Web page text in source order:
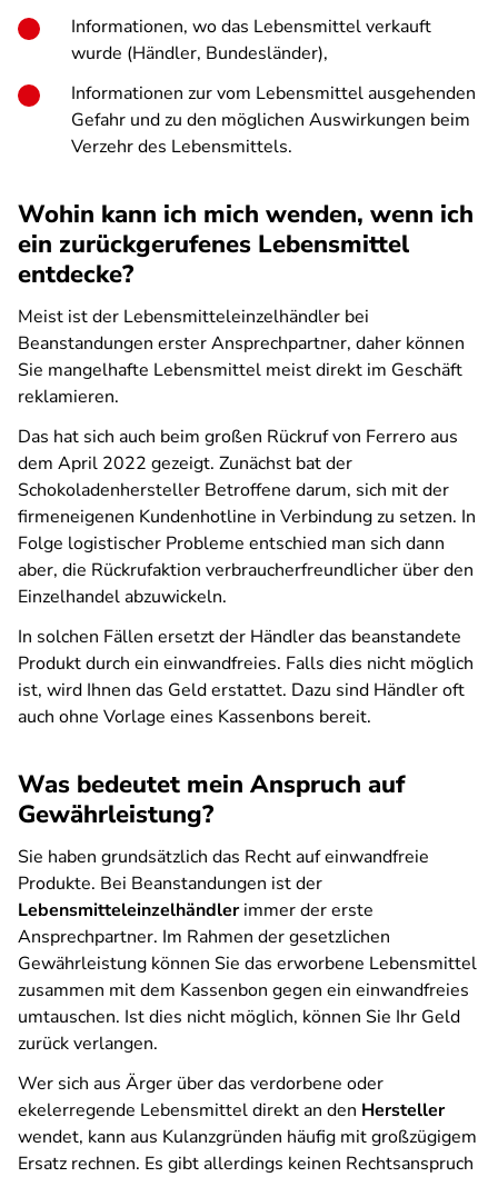
Informationen, wo das Lebensmittel verkauft
wurde (Händler, Bundesländer),
Informationen zur vom Lebensmittel ausgehenden
Gefahr und zu den möglichen Auswirkungen beim
Verzehr des Lebensmittels.
Wohin kann ich mich wenden, wenn ich
ein zurückgerufenes Lebensmittel
entdecke?
Meist ist der Lebensmitteleinzelhändler bei
Beanstandungen erster Ansprechpartner, daher können
Sie mangelhafte Lebensmittel meist direkt im Geschäft
reklamieren.
Das hat sich auch beim großen Rückruf von Ferrero aus
dem April 2022 gezeigt. Zunächst bat der
Schokoladenhersteller Betroffene darum, sich mit der
firmeneigenen Kundenhotline in Verbindung zu setzen. In
Folge logistischer Probleme entschied man sich dann
aber, die Rückrufaktion verbraucherfreundlicher über den
Einzelhandel abzuwickeln.
In solchen Fällen ersetzt der Händler das beanstandete
Produkt durch ein einwandfreies. Falls dies nicht möglich
ist, wird Ihnen das Geld erstattet. Dazu sind Händler oft
auch ohne Vorlage eines Kassenbons bereit.
Was bedeutet mein Anspruch auf
Gewährleistung?
Sie haben grundsätzlich das Recht auf einwandfreie
Produkte. Bei Beanstandungen ist der
Lebensmitteleinzelhändlerimmer der erste
Ansprechpartner. Im Rahmen der gesetzlichen
Gewährleistung können Sie das erworbene Lebensmittel
zusammen mit dem Kassenbon gegen ein einwandfreies
umtauschen. Ist dies nicht möglich, können Sie Ihr Geld
zurück verlangen.
Wer sich aus Ärger über das verdorbene oder
ekelerregende Lebensmittel direkt an den Hersteller
wendet, kann aus Kulanzgründen häufig mit großzügigem
Ersatz rechnen. Es gibt allerdings keinen Rechtsanspruch